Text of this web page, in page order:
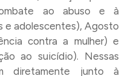
ao abuso e à
e adolescentes), Agosto
contra a mulher) e
ao suicídio). Nessas
diretamente junto à